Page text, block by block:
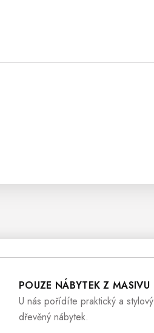
POUZE NÁBYTEK Z MASIVU
U nás pořídíte praktický a stylový
dřevěný nábytek.